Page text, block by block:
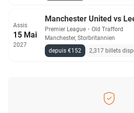
Assis
15 Mai
2027
Manchester United vs
Premier League ・ Old Trafford
Manchester, Storbritannien
depuis €152
2,317 billets